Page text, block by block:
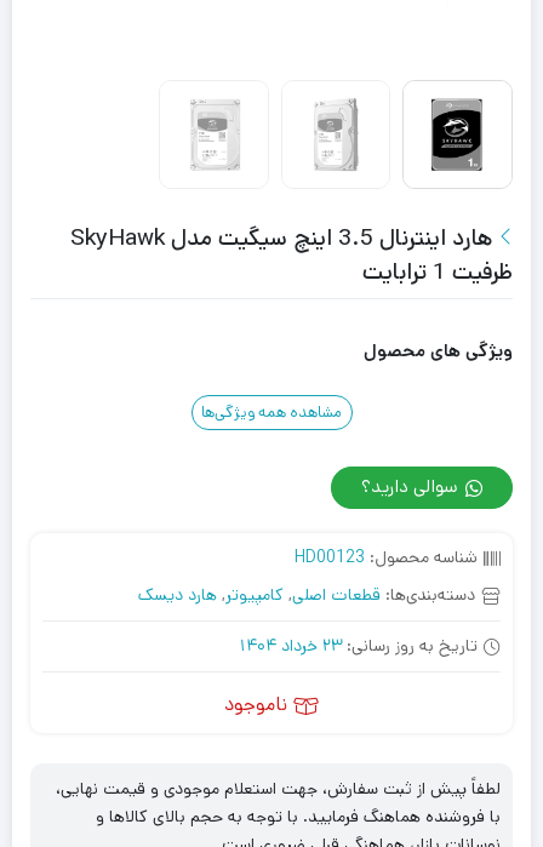
هارد اینترنال 3.5 اینچ سیگیت مدل SkyHawk
ظرفیت 1 ترابایت
ویژگی های محصول
مشاهده همه ویژگی‌ها
سوالی دارید؟
شناسه محصول: HD00123
دسته‌بندی‌ها: قطعات اصلی, کامپیوتر, هارد دیسک
تاریخ به روز رسانی:23 خرداد 1404
ناموجود
لطفاً پیش از ثبت سفارش، جهت استعلام موجودی و قیمت نهایی،
با فروشنده هماهنگ فرمایید. با توجه به حجم بالای کالاها و